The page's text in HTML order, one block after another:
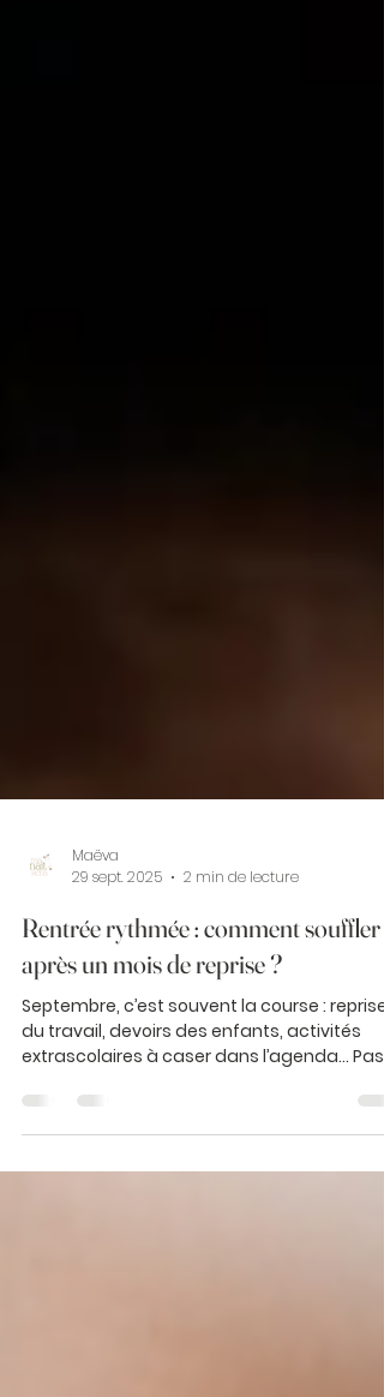
Maëva
29 sept. 2025
2 min de lecture
Rentrée rythmée : comment souffler
après un mois de reprise ?
du travail, devoirs des enfants, activités
extrascolaires à caser dans l’agenda… Pas...